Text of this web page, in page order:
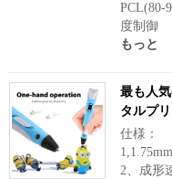
PCL(80-
度制御
もっと
最も人
タルプ
仕様：
2、成形